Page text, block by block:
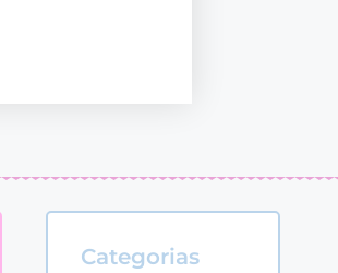
Categorias